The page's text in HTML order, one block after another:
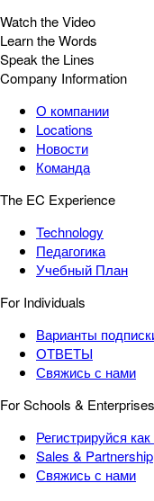
Watch the Video
Learn the Words
Speak the Lines
Company Information
О компании
Locations
Новости
Команда
The EC Experience
Technology
Педагогика
Учебный План
For Individuals
Варианты
ОТВЕТЫ
Свяжись с нами
For Schools & Enterprises
Регистрируйся
Sales & Partnership
Свяжись с нами